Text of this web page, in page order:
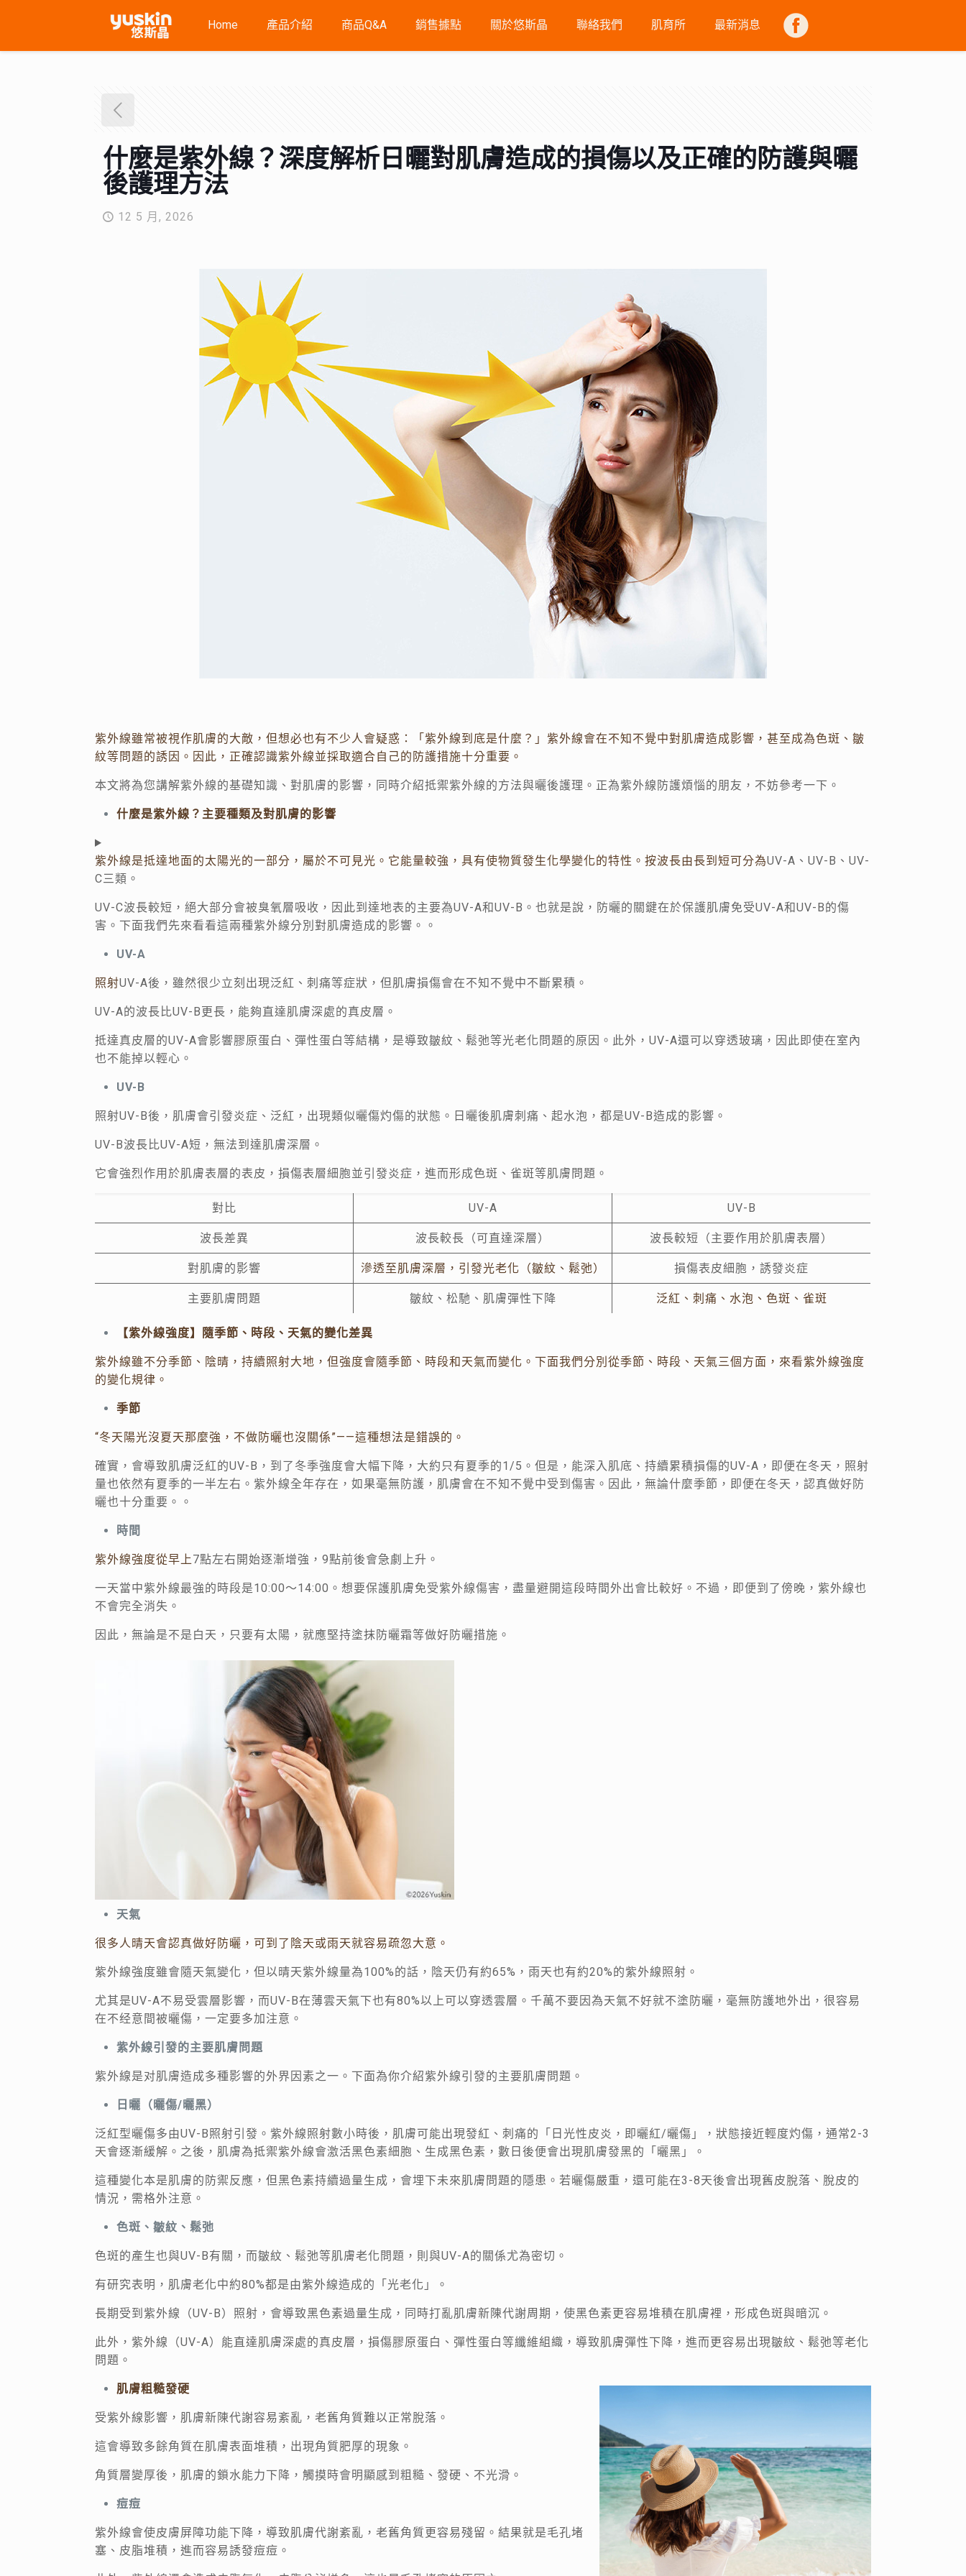
Home 產品介紹 商品Q&A 銷售據點 關於悠斯晶 聯絡我們 肌育所 最新消息 FB
什麼是紫外線？深度解析日曬對肌膚造成的損傷以及正確的防護與曬
後護理方法
12 5 月, 2026
紫外線雖常被視作肌膚的大敵，但想必也有不少人會疑惑：「紫外線到底是什麼？」紫外線會在不知不覺中對肌膚造成影響，甚至成為色斑、皺
紋等問題的誘因。因此，正確認識紫外線並採取適合自己的防護措施十分重要。
本文將為您講解紫外線的基礎知識、對肌膚的影響，同時介紹抵禦紫外線的方法與曬後護理。正為紫外線防護煩惱的朋友，不妨參考一下。
什麼是紫外線？主要種類及對肌膚的影響
紫外線是抵達地面的太陽光的一部分，屬於不可見光。它能量較強，具有使物質發生化學變化的特性。按波長由長到短可分為UV-A、UV-B、UV-
C三類。
UV-C波長較短，絕大部分會被臭氧層吸收，因此到達地表的主要為UV-A和UV-B。也就是說，防曬的關鍵在於保護肌膚免受UV-A和UV-B的傷
害。下面我們先來看看這兩種紫外線分別對肌膚造成的影響。。
UV-A
照射UV-A後，雖然很少立刻出現泛紅、刺痛等症狀，但肌膚損傷會在不知不覺中不斷累積。
UV-A的波長比UV-B更長，能夠直達肌膚深處的真皮層。
抵達真皮層的UV-A會影響膠原蛋白、彈性蛋白等結構，是導致皺紋、鬆弛等光老化問題的原因。此外，UV-A還可以穿透玻璃，因此即使在室內
也不能掉以輕心。
UV-B
照射UV-B後，肌膚會引發炎症、泛紅，出現類似曬傷灼傷的狀態。日曬後肌膚刺痛、起水泡，都是UV-B造成的影響。
UV-B波長比UV-A短，無法到達肌膚深層。
它會強烈作用於肌膚表層的表皮，損傷表層細胞並引發炎症，進而形成色斑、雀斑等肌膚問題。
對比 UV-A UV-B
波長差異 波長較長（可直達深層） 波長較短（主要作用於肌膚表層）
對肌膚的影響 滲透至肌膚深層，引發光老化（皺紋、鬆弛） 損傷表皮細胞，誘發炎症
主要肌膚問題 皺紋、松馳、肌膚彈性下降 泛紅、刺痛、水泡、色斑、雀斑
【紫外線強度】隨季節、時段、天氣的變化差異
紫外線雖不分季節、陰晴，持續照射大地，但強度會隨季節、時段和天氣而變化。下面我們分別從季節、時段、天氣三個方面，來看紫外線強度
的變化規律。
季節
“冬天陽光沒夏天那麼強，不做防曬也沒關係”——這種想法是錯誤的。
確實，會導致肌膚泛紅的UV-B，到了冬季強度會大幅下降，大約只有夏季的1/5。但是，能深入肌底、持續累積損傷的UV-A，即便在冬天，照射
量也依然有夏季的一半左右。紫外線全年存在，如果毫無防護，肌膚會在不知不覺中受到傷害。因此，無論什麼季節，即便在冬天，認真做好防
曬也十分重要。。
時間
紫外線強度從早上7點左右開始逐漸增強，9點前後會急劇上升。
一天當中紫外線最強的時段是10:00～14:00。想要保護肌膚免受紫外線傷害，盡量避開這段時間外出會比較好。不過，即便到了傍晚，紫外線也
不會完全消失。
因此，無論是不是白天，只要有太陽，就應堅持塗抹防曬霜等做好防曬措施。
天氣
很多人晴天會認真做好防曬，可到了陰天或雨天就容易疏忽大意。
紫外線強度雖會隨天氣變化，但以晴天紫外線量為100%的話，陰天仍有約65%，雨天也有約20%的紫外線照射。
尤其是UV-A不易受雲層影響，而UV-B在薄雲天氣下也有80%以上可以穿透雲層。千萬不要因為天氣不好就不塗防曬，毫無防護地外出，很容易
在不经意間被曬傷，一定要多加注意。
紫外線引發的主要肌膚問題
紫外線是对肌膚造成多種影響的外界因素之一。下面為你介紹紫外線引發的主要肌膚問題。
日曬（曬傷/曬黑）
泛紅型曬傷多由UV-B照射引發。紫外線照射數小時後，肌膚可能出現發紅、刺痛的「日光性皮炎，即曬紅/曬傷」，狀態接近輕度灼傷，通常2-3
天會逐漸緩解。之後，肌膚為抵禦紫外線會激活黑色素細胞、生成黑色素，數日後便會出現肌膚發黑的「曬黑」。
這種變化本是肌膚的防禦反應，但黑色素持續過量生成，會埋下未來肌膚問題的隱患。若曬傷嚴重，還可能在3-8天後會出現舊皮脫落、脫皮的
情況，需格外注意。
色斑、皺紋、鬆弛
色斑的產生也與UV-B有關，而皺紋、鬆弛等肌膚老化問題，則與UV-A的關係尤為密切。
有研究表明，肌膚老化中約80%都是由紫外線造成的「光老化」。
長期受到紫外線（UV-B）照射，會導致黑色素過量生成，同時打亂肌膚新陳代謝周期，使黑色素更容易堆積在肌膚裡，形成色斑與暗沉。
此外，紫外線（UV-A）能直達肌膚深處的真皮層，損傷膠原蛋白、彈性蛋白等纖維組織，導致肌膚彈性下降，進而更容易出現皺紋、鬆弛等老化
問題。
肌膚粗糙發硬
受紫外線影響，肌膚新陳代謝容易紊亂，老舊角質難以正常脫落。
這會導致多餘角質在肌膚表面堆積，出現角質肥厚的現象。
角質層變厚後，肌膚的鎖水能力下降，觸摸時會明顯感到粗糙、發硬、不光滑。
痘痘
紫外線會使皮膚屏障功能下降，導致肌膚代謝紊亂，老舊角質更容易殘留。結果就是毛孔堵
塞、皮脂堆積，進而容易誘發痘痘。